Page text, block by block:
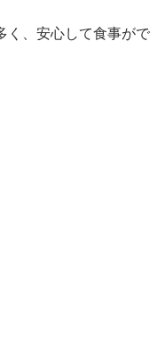
く、安心して食事がで